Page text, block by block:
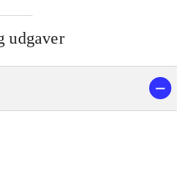
han kan ikke nå
finder Giraf på
Isbjørn vil være
Isbjørn om at
Han spørger
Isbjørn og
udgaver